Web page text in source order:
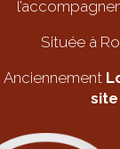
Située à
Anciennement